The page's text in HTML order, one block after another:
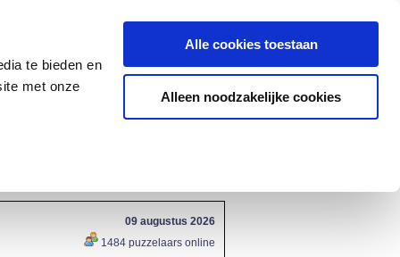
te bieden en
met onze
Alle cookies toestaan
Alleen noodzakelijke cookies
09 augustus 2026
1484 puzzelaars online